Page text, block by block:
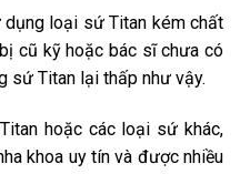
dụng loại sứ Titan kém chất
cũ kỹ hoặc bác sĩ chưa có
sứ Titan lại thấp như vậy.
hoặc các loại sứ khác,
khoa uy tín và được nhiều